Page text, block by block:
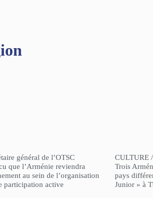
général de l’OTSC
que l’Arménie reviendra
au sein de l’organisation
participation active
CULTURE
Trois
pays
Junior » à